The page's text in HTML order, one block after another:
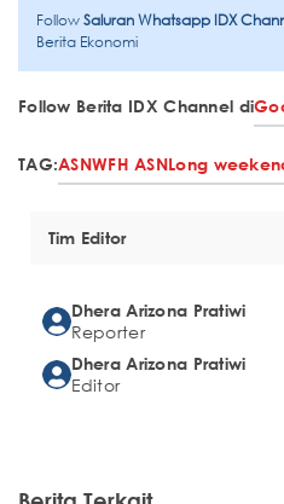
FollowSaluran Whatsapp IDX
Berita Ekonomi
Follow Berita IDX Channel di
TAG:ASNWFH ASNLong
Tim Editor
Dhera Arizona Pratiwi
Reporter
Dhera Arizona Pratiwi
Editor